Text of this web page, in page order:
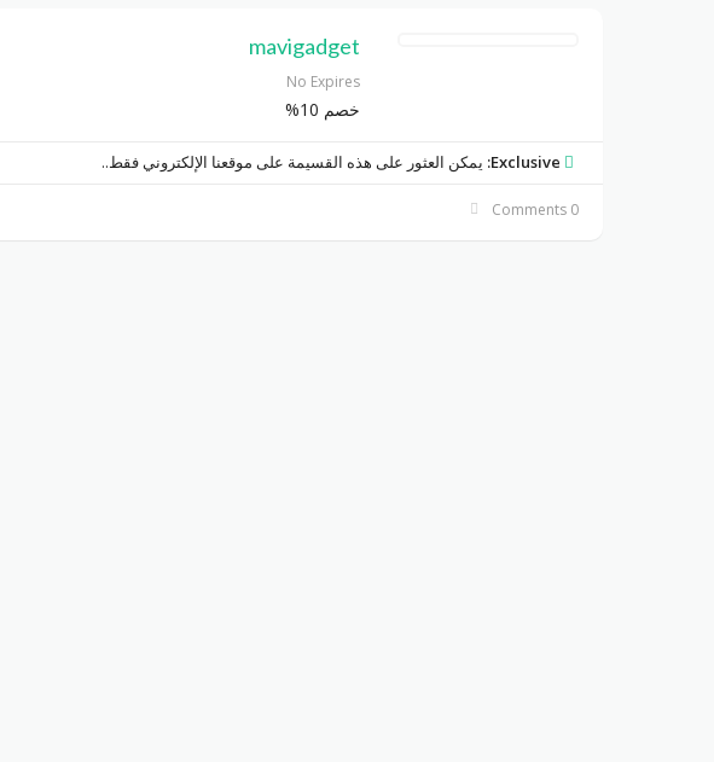
mavigadget
No Expires
خصم 10%
Exclusive: يمكن العثور على هذه القسيمة على موقعنا الإلكتروني فقط..
0 Comments